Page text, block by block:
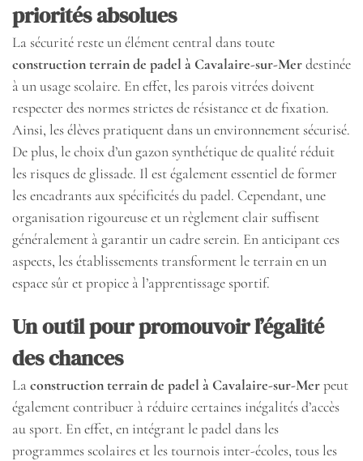
priorités absolues
La sécurité reste un élément central dans toute
construction terrain de padel à Cavalaire-sur-Merdestinée
à un usage scolaire. En effet, les parois vitrées doivent
respecter des normes strictes de résistance et de fixation.
Ainsi, les élèves pratiquent dans un environnement sécurisé.
De plus, le choix d’un gazon synthétique de qualité réduit
les risques de glissade. Il est également essentiel de former
les encadrants aux spécificités du padel. Cependant, une
organisation rigoureuse et un règlement clair suffisent
généralement à garantir un cadre serein. En anticipant ces
aspects, les établissements transforment le terrain en un
espace sûr et propice à l’apprentissage sportif.
Un outil pour promouvoir l’égalité
des chances
Laconstruction terrain de padel à Cavalaire-sur-Merpeut
également contribuer à réduire certaines inégalités d’accès
au sport. En effet, en intégrant le padel dans les
programmes scolaires et les tournois inter-écoles, tous les